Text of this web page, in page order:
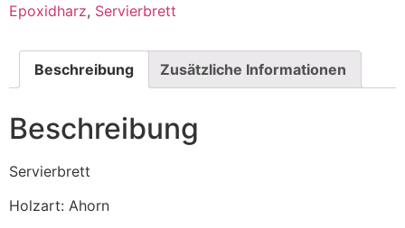
Epoxidharz, Servierbrett
Beschreibung Zusätzliche Informationen
Beschreibung
Servierbrett
Holzart: Ahorn